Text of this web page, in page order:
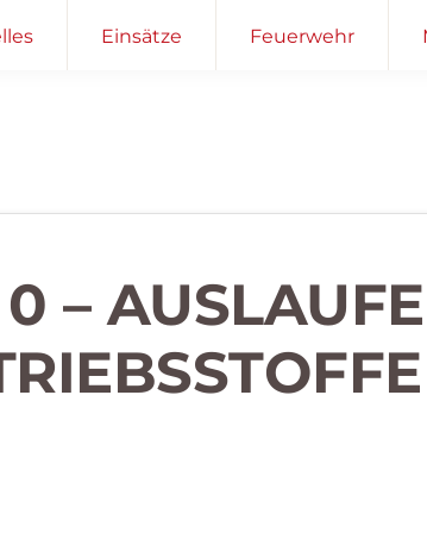
Einsätze Feuerwehr
–